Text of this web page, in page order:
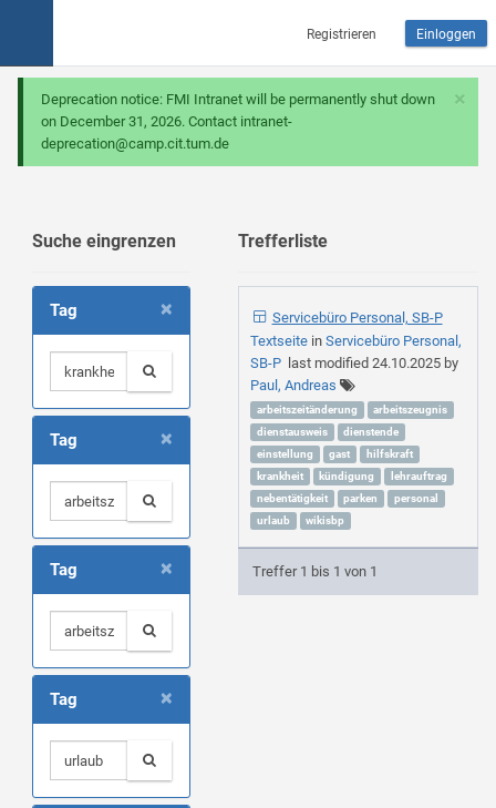
Registrieren Einloggen
×
Deprecation notice: FMI Intranet will be permanently shut down
on December 31, 2026. Contact intranet-
deprecation@camp.cit.tum.de
Suche eingrenzen
×
Tag
×
Tag
×
Tag
×
Tag
Trefferliste
Servicebüro Personal, SB-P
Textseite in Servicebüro Personal,
SB-Plast modified 24.10.2025by
Paul, Andreas
arbeitszeitänderung
arbeitszeugnis
dienstausweis
dienstende
einstellung
gast
hilfskraft
krankheit
kündigung
lehrauftrag
nebentätigkeit
parken
personal
urlaub
wikisbp
Treffer 1 bis 1 von 1